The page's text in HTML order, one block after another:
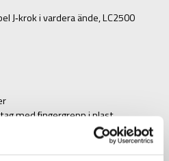
J‑krok i vardera ände, LC2500
med fingergrepp i plast.